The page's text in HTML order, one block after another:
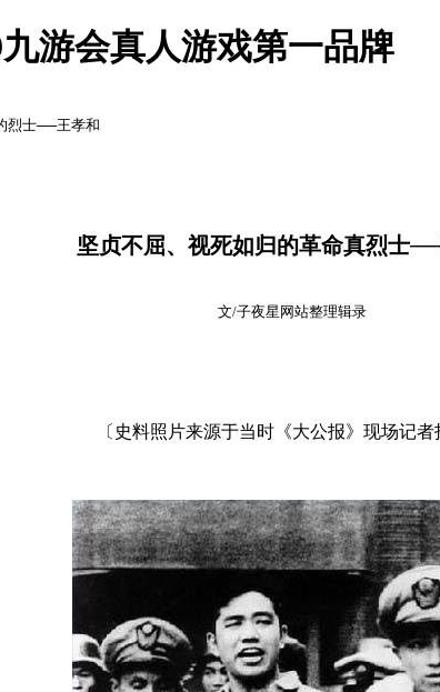
游会真人游戏第一品牌
烈士──王孝和
坚贞不屈、视死如归的革命真烈士
文/子夜星网站整理辑录
〔史料照片来源于当时《大公报》现场记者